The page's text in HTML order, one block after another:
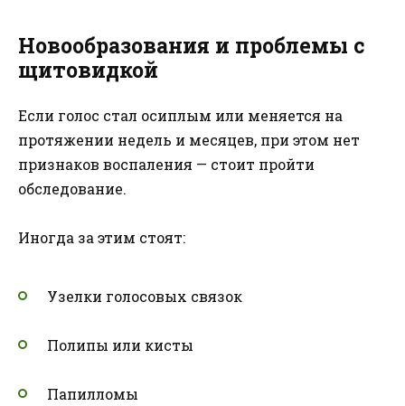
Новообразования и проблемы с
щитовидкой
Если голос стал осиплым или меняется на
протяжении недель и месяцев, при этом нет
признаков воспаления — стоит пройти
обследование.
Иногда за этим стоят:
Узелки голосовых связок
Полипы или кисты
Папилломы